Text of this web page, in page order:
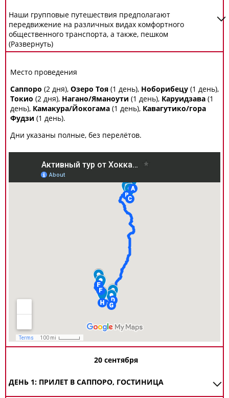
Наши групповые путешествия предполагают
передвижение на различных видах комфортного
общественного транспорта, а также, пешком
(Развернуть)
Место проведения
Саппоро (2 дня), Озеро Тоя (1 день), Ноборибецу (1 день),
Токио (2 дня), Нагано/Яманоути (1 день), Каруидзава (1
день), Камакура/Йокогама (1 день), Кавагутико/гора
Фудзи (1 день).
Дни указаны полные, без перелётов.
20 сентября
ДЕНЬ 1: ПРИЛЕТ В САППОРО, ГОСТИНИЦА